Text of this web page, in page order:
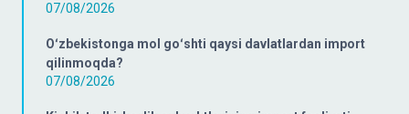
07/08/2026
Oʻzbekistonga mol goʻshti qaysi davlatlardan import
qilinmoqda?
07/08/2026